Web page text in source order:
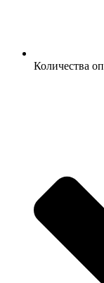
Количества